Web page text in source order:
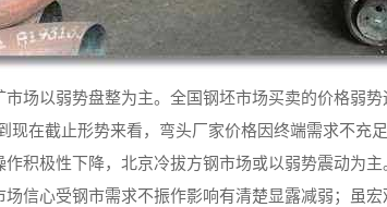
场以弱势盘整为主。全国钢坯市场买卖的价格弱势
现在截止形势来看，弯头厂家价格因终端需求不充
积极性下降，北京冷拔方钢市场或以弱势震动为
信心受钢市需求不振作影响有清楚显露减弱；虽